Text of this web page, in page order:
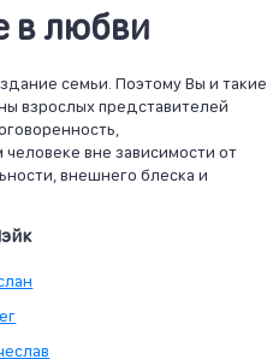
в любви
семьи. Поэтому Вы и такие,
взрослых представителей
вне зависимости от
внешнего блеска и